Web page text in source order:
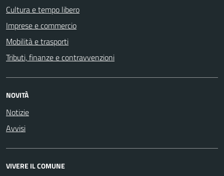
Cultura e tempo libero
Imprese e commercio
Mobilità e trasporti
Tributi, finanze e contravvenzioni
NOVITÀ
Notizie
Avvisi
VIVERE IL COMUNE